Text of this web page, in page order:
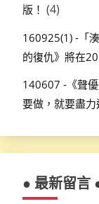
版！ (4)
160925(1) -「
的復仇》將在
140607 -《聲
要做，就要盡力
● 最新留言